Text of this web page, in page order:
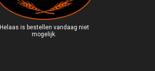
Helaas is bestellen vandaag niet
mogelijk.